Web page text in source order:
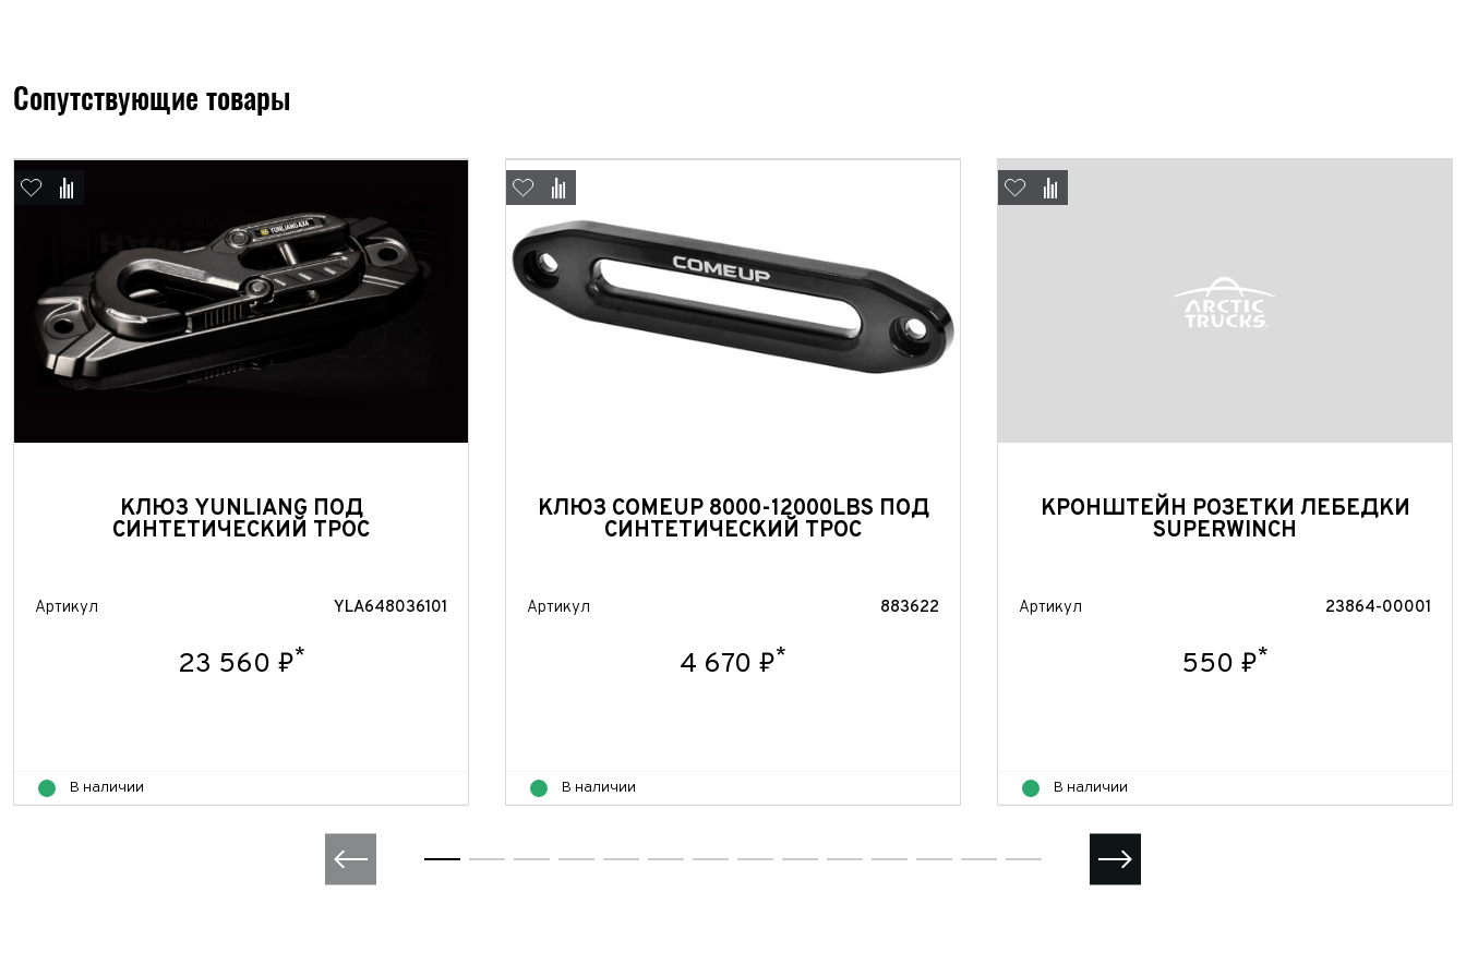
Сопутствующие товары
КЛЮЗ YUNLIANG ПОД
СИНТЕТИЧЕСКИЙ ТРОС
Артикул YLA648036101
23 560 ₽*
В наличии
КЛЮЗ COMEUP 8000-12000LBS ПОД
СИНТЕТИЧЕСКИЙ ТРОС
Артикул 883622
4 670 ₽*
В наличии
КРОНШТЕЙН РОЗЕТКИ ЛЕБЕДКИ
SUPERWINCH
Артикул 23864-00001
550 ₽*
В наличии